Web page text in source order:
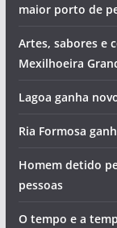
maior porto de
Artes, sabores e
Mexilhoeira
Lagoa ganha
Ria Formosa
Homem detido
pessoas
O tempo e a